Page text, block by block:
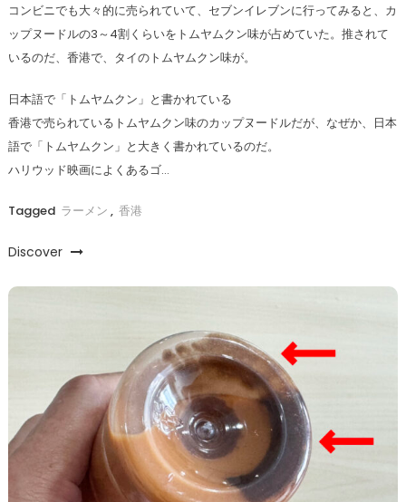
コンビニでも大々的に売られていて、セブンイレブンに行ってみると、カ
ップヌードルの3～4割くらいをトムヤムクン味が占めていた。推されて
いるのだ、香港で、タイのトムヤムクン味が。
日本語で「トムヤムクン」と書かれている
香港で売られているトムヤムクン味のカップヌードルだが、なぜか、日本
語で「トムヤムクン」と大きく書かれているのだ。
ハリウッド映画によくあるゴ…
Tagged ラーメン , 香港
Discover